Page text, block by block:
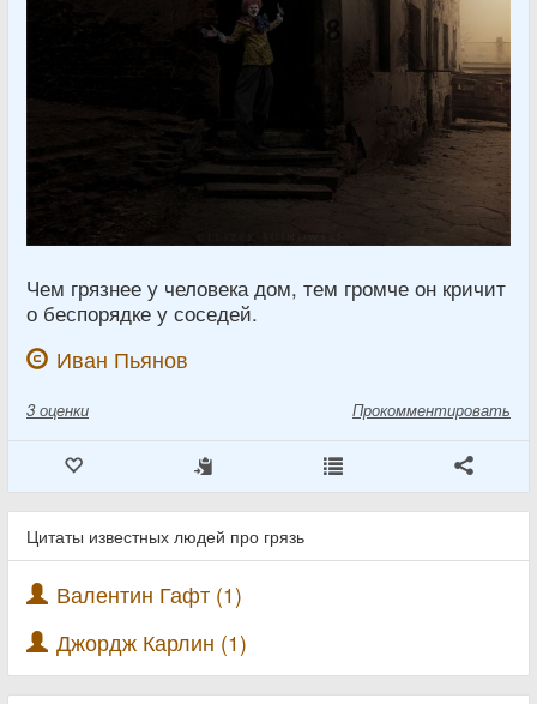
Чем грязнее у человека дом, тем громче он кричит
о беспорядке у соседей.
Иван Пьянов
3 оценки Прокомментировать
Цитаты известных людей про грязь
Валентин Гафт (1)
Джордж Карлин (1)